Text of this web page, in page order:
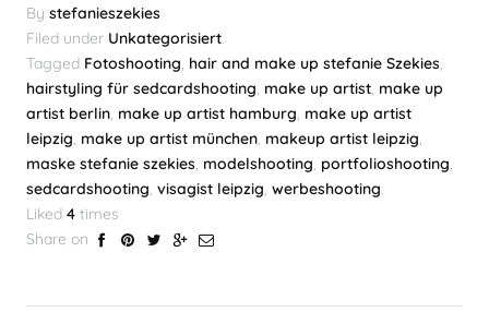
Bystefanieszekies
Filed under Unkategorisiert.
Tagged Fotoshooting, hair and make up stefanie Szekies,
hairstyling für sedcardshooting, make up artist, make up
artist berlin, make up artist hamburg, make up artist
leipzig, make up artist münchen, makeup artist leipzig,
maske stefanie szekies, modelshooting, portfolioshooting,
sedcardshooting,visagist leipzig,werbeshooting.
Liked4 times
Share on